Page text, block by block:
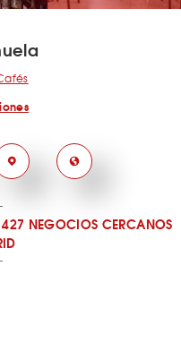
427 NEGOCIOS CERCANOS